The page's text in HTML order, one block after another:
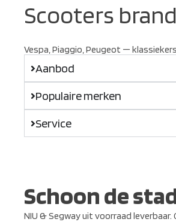
Scooters
Vespa, Piaggio, Peugeot —
Aanbod
Populaire merken
Service
Schoon de
NIU & Segway uit voorraad